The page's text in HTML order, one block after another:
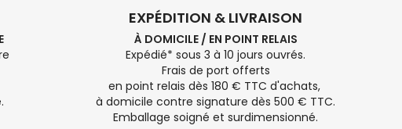
EXPÉDITION & LIVRAISON
À DOMICILE / EN POINT RELAIS
Expédié* sous 3 à 10 jours ouvrés.
Frais de port offerts
en point relais dès 180 € TTC d'achats,
à domicile contre signature dès 500 € TTC.
Emballage soigné et surdimensionné.